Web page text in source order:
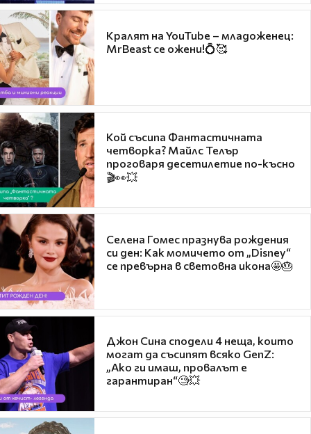
Кралят на YouTube – младоженец:
MrBeast се ожени!💍🥰
Кой съсипа Фантастичната
четворка? Майлс Телър
проговаря десетилетие по-късно
🎬👀💥
Селена Гомес празнува рождения
си ден: Как момичето от „Disney“
се превърна в световна икона🤩🎂
Джон Сина сподели 4 неща, които
могат да съсипят всяко GenZ:
„Ако ги имаш, провалът е
гарантиран“🧐💥